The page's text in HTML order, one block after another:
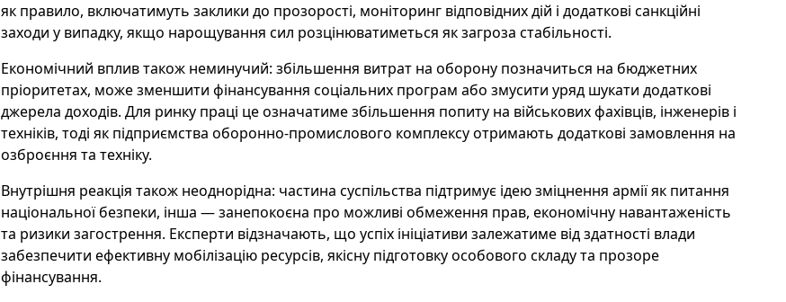
як правило, включатимуть заклики до прозорості, моніторинг відповідних дій і додаткові санкційні
заходи у випадку, якщо нарощування сил розцінюватиметься як загроза стабільності.
Економічний вплив також неминучий: збільшення витрат на оборону позначиться на бюджетних
пріоритетах, може зменшити фінансування соціальних програм або змусити уряд шукати додаткові
джерела доходів. Для ринку праці це означатиме збільшення попиту на військових фахівців, інженерів і
техніків, тоді як підприємства оборонно-промислового комплексу отримають додаткові замовлення на
озброєння та техніку.
Внутрішня реакція також неоднорідна: частина суспільства підтримує ідею зміцнення армії як питання
національної безпеки, інша — занепокоєна про можливі обмеження прав, економічну навантаженість
та ризики загострення. Експерти відзначають, що успіх ініціативи залежатиме від здатності влади
забезпечити ефективну мобілізацію ресурсів, якісну підготовку особового складу та прозоре
фінансування.